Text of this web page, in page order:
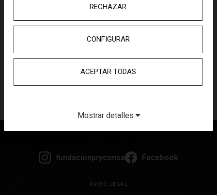
Historia
Matemáticas
fundacionpryconsa Facebook
AVISO LEGAL
RECHAZAR
CONFIGURAR
ACEPTAR TODAS
Mostrar detalles